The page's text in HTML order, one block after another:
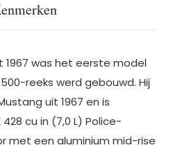
1967 was het eerste model
reeks werd gebouwd. Hij
uit 1967 en is
cu in (7,0 L) Police-
met een aluminium mid-rise